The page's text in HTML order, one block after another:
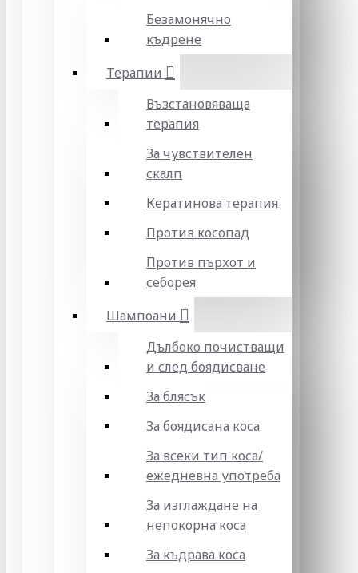
Безамонячно
къдрене
Терапии
Възстановяваща
терапия
За чувствителен
скалп
Кератинова терапия
Против косопад
Против пърхот и
себорея
Шампоани
Дълбоко почистващи
и след боядисване
За блясък
За боядисана коса
За всеки тип коса/
ежедневна употреба
За изглаждане на
непокорна коса
За къдрава коса